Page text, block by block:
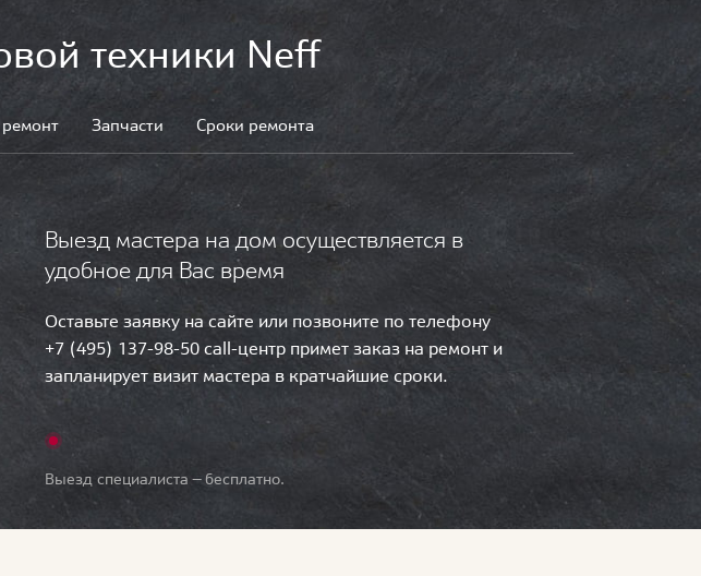
техники Neff
ремонт Запчасти Сроки ремонта
Выезд мастера на дом осуществляется в
удобное для Вас время
Оставьте заявку на сайте или позвоните по телефону
+7 (495) 137-98-50 call-центр примет заказ на ремонт и
запланирует визит мастера в кратчайшие сроки.
Выезд специалиста — бесплатно.